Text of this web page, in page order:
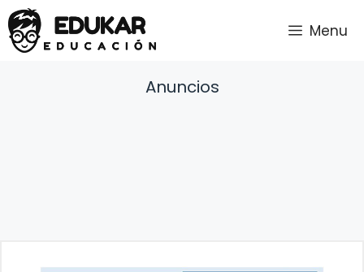
Saltar
al
contenido
Menu
Anuncios